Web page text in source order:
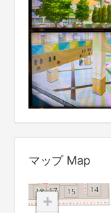
マップ Map
+